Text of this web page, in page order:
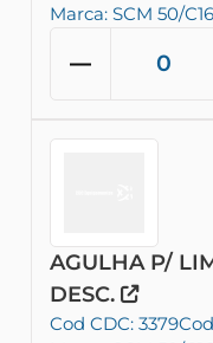
Marca: SCM 50/
AGULHA P/
DESC.
Cod CDC: 3379